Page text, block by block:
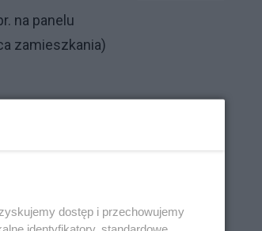
na panelu
zamieszkania)
dostęp i przechowujemy